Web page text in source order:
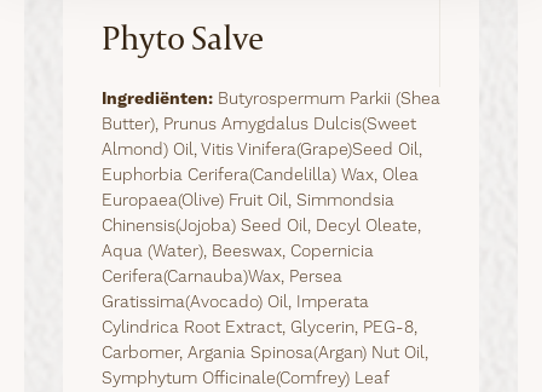
Phyto Salve
Ingrediënten: Butyrospermum Parkii (Shea
Butter), Prunus Amygdalus Dulcis(Sweet
Almond) Oil, Vitis Vinifera(Grape)Seed Oil,
Euphorbia Cerifera(Candelilla) Wax, Olea
Europaea(Olive) Fruit Oil, Simmondsia
Chinensis(Jojoba) Seed Oil, Decyl Oleate,
Aqua (Water), Beeswax, Copernicia
Cerifera(Carnauba)Wax, Persea
Gratissima(Avocado) Oil, Imperata
Cylindrica Root Extract, Glycerin, PEG-8,
Carbomer, Argania Spinosa(Argan) Nut Oil,
Symphytum Officinale(Comfrey) Leaf